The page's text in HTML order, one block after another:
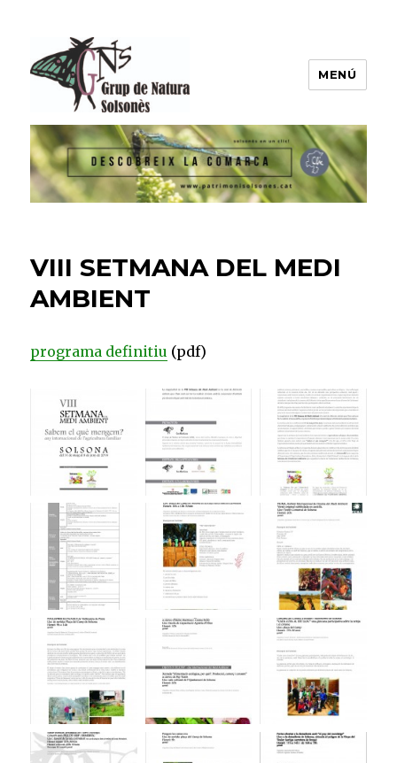
Grup de Natura del Solsonès
MENÚ
VIII SETMANA DEL MEDI
AMBIENT
programa definitiu (pdf)